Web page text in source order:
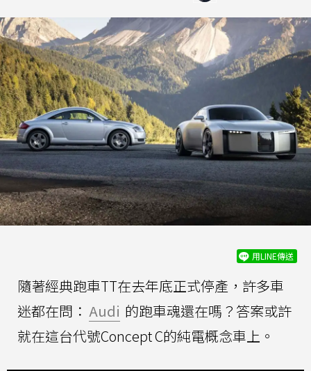
用LINE傳送
隨著經典跑車TT在去年底正式停產，許多車
迷都在問： Audi 的跑車魂還在嗎？答案或許
就在這台代號Concept C的純電概念車上。